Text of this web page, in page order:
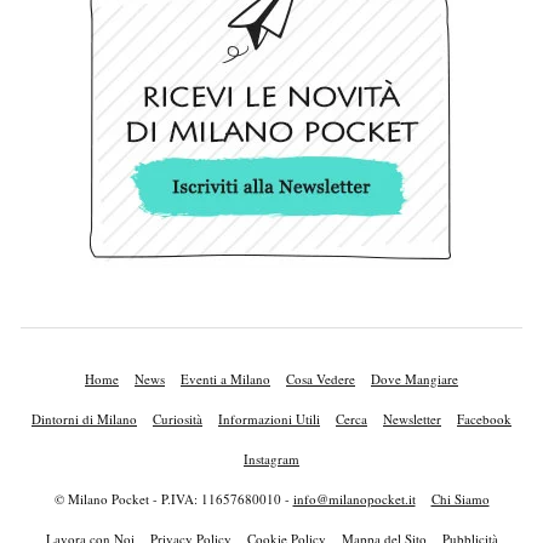
Home News Eventi a Milano Cosa Vedere Dove Mangiare
Dintorni di Milano Curiosità Informazioni Utili Cerca Newsletter Facebook
Instagram
© Milano Pocket - P.IVA: 11657680010 - info@milanopocket.it Chi Siamo
Lavora con Noi Privacy Policy Cookie Policy Mappa del Sito Pubblicità